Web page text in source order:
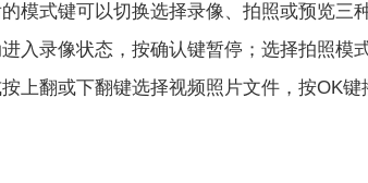
模式键可以切换选择录像、拍照或预览三
入录像状态，按确认键暂停；选择拍照模
上翻或下翻键选择视频照片文件，按OK